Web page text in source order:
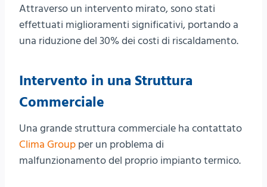
Attraverso un intervento mirato, sono stati
effettuati miglioramenti significativi, portando a
una riduzione del 30% dei costi di riscaldamento.
Intervento in una Struttura
Commerciale
Una grande struttura commerciale ha contattato
Clima Group per un problema di
malfunzionamento del proprio impianto termico.